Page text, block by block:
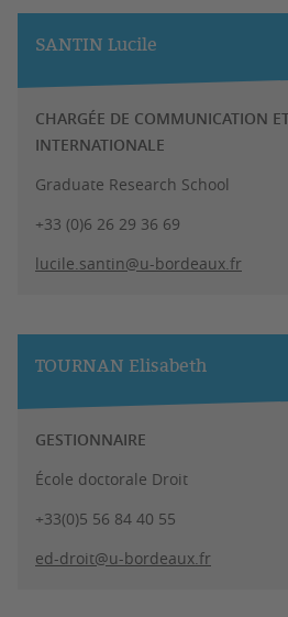
SANTIN Lucile
CHARGÉE DE COMMUNICATION
INTERNATIONALE
Graduate Research School
+33 (0)6 26 29 36 69
lucile.santin@u-bordeaux.fr
TOURNAN Elisabeth
GESTIONNAIRE
École doctorale Droit
+33(0)5 56 84 40 55
ed-droit@u-bordeaux.fr